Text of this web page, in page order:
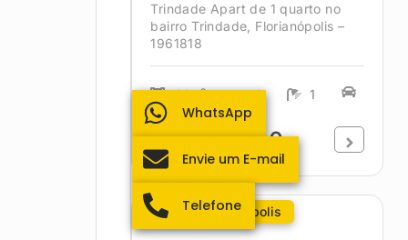
Trindade Apart de 1 quarto no
bairro Trindade, Florianópolis –
1961818
44m² 1 1
R$3.490,00
Centro - Florianópolis
WhatsApp
Envie um E-mail
Telefone